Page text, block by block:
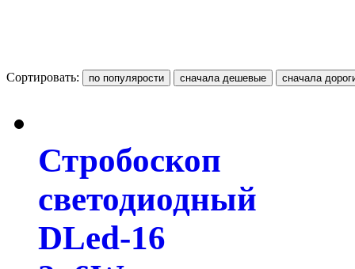
Сортировать:
Стробоскоп
светодиодный
DLed-16